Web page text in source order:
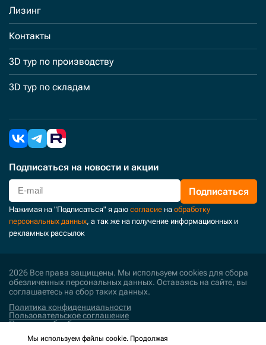
Лизинг
Контакты
3D тур по производству
3D тур по складам
Подписаться на новости и акции
Подписаться
Нажимая на "Подписаться" я даю согласие на обработку
персональных данных, а так же на получение информационных и
рекламных рассылок
2026 Все права защищены. Мы используем cookies для сбора
обезличенных персональных данных. Оставаясь на сайте, вы
соглашаетесь на сбор таких данных.
Политика конфиденциальности
Пользовательское соглашение
Политика обработки персональных данных
Мы используем файлы cookie. Продолжая